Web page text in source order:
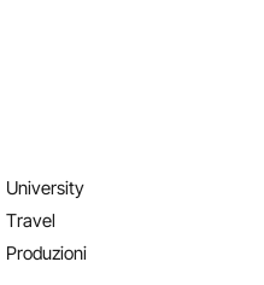
University
Travel
Produzioni